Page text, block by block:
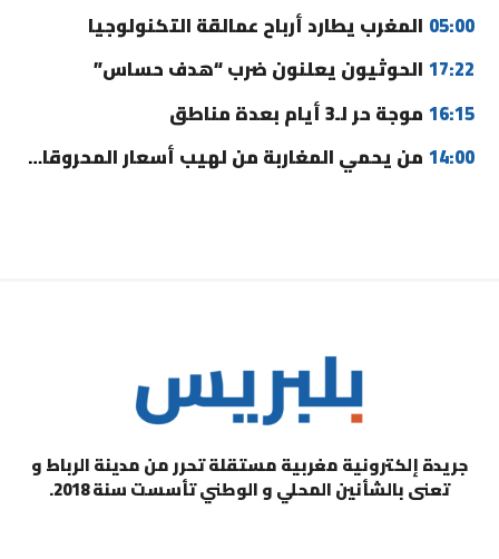
05:00 المغرب يطارد أرباح عمالقة التكنولوجيا
17:22 الحوثيون يعلنون ضرب “هدف حساس”
16:15 موجة حر لـ3 أيام بعدة مناطق
14:00 من يحمي المغاربة من لهيب أسعار المحروقات؟
جريدة إلكترونية مغربية مستقلة تحرر من مدينة الرباط و
تعنى بالشأنين المحلي و الوطني تأسست سنة 2018.